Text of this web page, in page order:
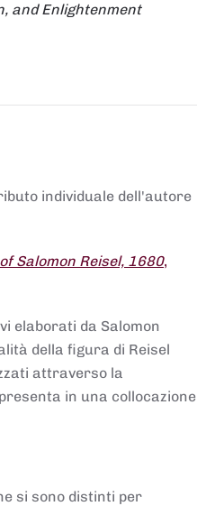
and Enlightenment
individuale dell'autore
Salomon Reisel, 1680,
elaborati da Salomon
della figura di Reisel
attraverso la
in una collocazione
si sono distinti per